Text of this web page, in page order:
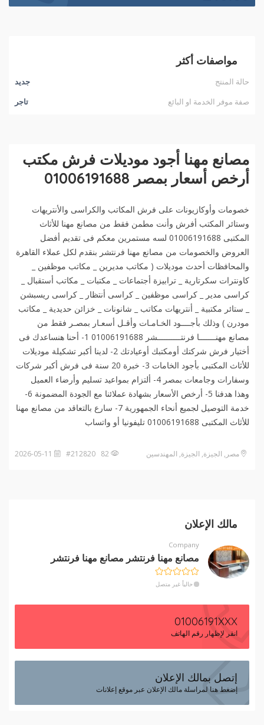
مواصفات أكثر
حالة المنتج
جديد
صفة موفر الخدمة او البائع
تاجر
مصانع مهنا أجود موديلات فرش مكتب
أرخص أسعار بمصر 01006191688
خصومات وأوكازيونات على فرش المكاتب والكراسى والأنتريهات
وستائر المكتب أفرش وأنت مطمن فقط من مصانع مهنا للأثاث
المكتبى 01006191688 لسه مستمرين معكم فى تقديم أفضل
العروض والخصومات من مصانع مهنا فرنتشر بنقدم لكل عملاء القاهرة
والمحافظات أحدث موديلات ( مكاتب مديرين _ مكاتب موظفين _
كاونترات سكرتارية _ ترابيزة أجتماعات _ مكتبات _ مكاتب أستقبال _
كراسى مدير _ كراسى موظفين _ كراسى أنتظار _ كراسى ريسبشن
_ ستائر مكتبية _ أنتريهات مكاتب _ شانونات _ خزائن حديدية _ مكاتب
مودرن ) وذلك بأجــــود الخـامـات وأقـل أسعـار بمصـر فقط من
مصانع مهنـــــــا فرنتــــــــــشر 01006191688 1- أحنا هنساعدك فى
أختيار فرش شركتك أومكتبك أوعيادتك 2- لدينا أكبر تشكيلة موديلات
للأثاث المكتبى بأجود الخامات 3- خبرة 20 سنة فى فرش أكبر شركات
وسفارات وجامعات بمصر 4- ألتزام بمواعيد تسليم وأرضاء العميل
وهذا هدفنا 5- أرخص الأسعار بشهادة عملائنا مع الجودة المضمونة 6-
خدمة التوصيل لجميع أنحاء الجمهورية 7- سارع بالتعاقد من مصانع مهنا
للأثاث المكتبى 01006191688 تليفونيا أو واتساب️
مصر, الجيزة, الجيزة, المهندسين
مالك الإعلان
Company
مصانع مهنا فرنتشر مصانع مهنا فرنتشر
حالياً غير متصل
01006191XXX
انقر لإظهار رقم الهاتف
إتصل بمالك الإعلان
إضغط هنا لمراسلة مالك الإعلان عبر موقع إعلانات